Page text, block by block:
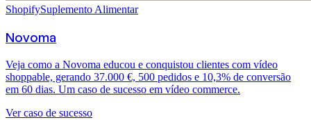
ShopifySuplemento Alimentar
Novoma
Veja como a Novoma educou e conquistou clientes com vídeo
shoppable, gerando 37.000 €, 500 pedidos e 10,3% de conversão
em 60 dias. Um caso de sucesso em vídeo commerce.
Ver caso de sucesso